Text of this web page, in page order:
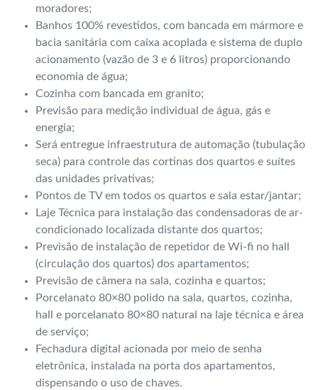
moradores;
Banhos 100% revestidos, com bancada em mármore e
bacia sanitária com caixa acoplada e sistema de duplo
acionamento (vazão de 3 e 6 litros) proporcionando
economia de água;
Cozinha com bancada em granito;
Previsão para medição individual de água, gás e
energia;
Será entregue infraestrutura de automação (tubulação
seca) para controle das cortinas dos quartos e suítes
das unidades privativas;
Pontos de TV em todos os quartos e sala estar/jantar;
Laje Técnica para instalação das condensadoras de ar-
condicionado localizada distante dos quartos;
Previsão de instalação de repetidor de Wi-fi no hall
(circulação dos quartos) dos apartamentos;
Previsão de câmera na sala, cozinha e quartos;
Porcelanato 80×80 polido na sala, quartos, cozinha,
hall e porcelanato 80×80 natural na laje técnica e área
de serviço;
Fechadura digital acionada por meio de senha
eletrônica, instalada na porta dos apartamentos,
dispensando o uso de chaves.